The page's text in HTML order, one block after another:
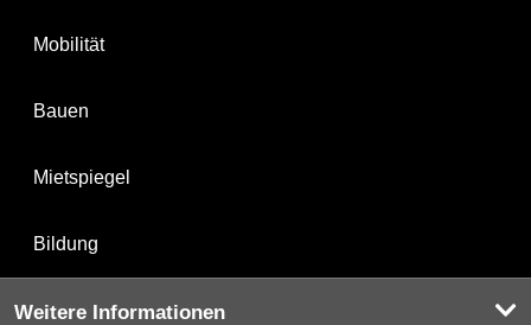
Mobilität
Bauen
Mietspiegel
Bildung
Weitere Informationen